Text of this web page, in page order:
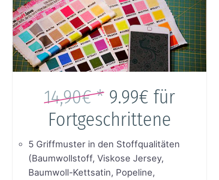
14,90€ * 9.99€ für
Fortgeschrittene
5 Griffmuster in den Stoffqualitäten
(Baumwollstoff, Viskose Jersey,
Baumwoll-Kettsatin, Popeline,